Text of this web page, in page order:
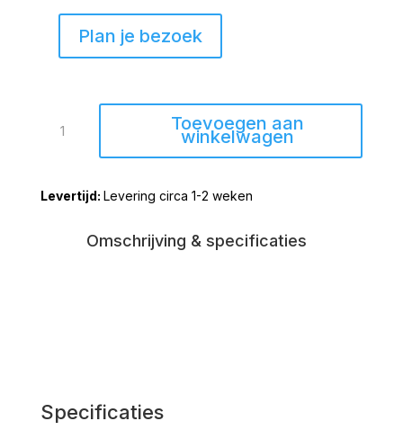
Plan je bezoek
Tundra
aantal
Toevoegen aan
winkelwagen
Levering circa 1-2 weken
Omschrijving & specificaties
Specificaties